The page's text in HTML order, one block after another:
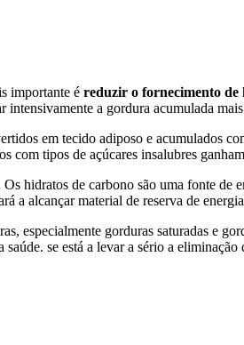
importante é reduzir o fornecimento de
intensivamente a gordura acumulada
em tecido adiposo e acumulados
com tipos de açúcares insalubres
Os hidratos de carbono são uma fonte de
a alcançar material de reserva de
especialmente gorduras saturadas e
se está a levar a sério a